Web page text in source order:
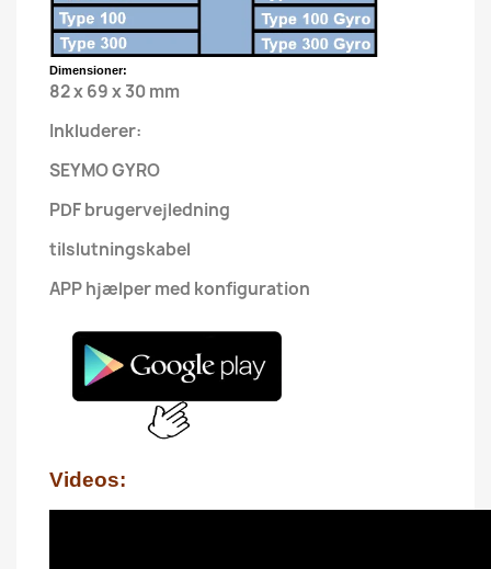
Dimensioner:
82 x 69 x 30 mm
Inkluderer:
SEYMO GYRO
PDF brugervejledning
tilslutningskabel
APP hjælper med konfiguration
Videos: